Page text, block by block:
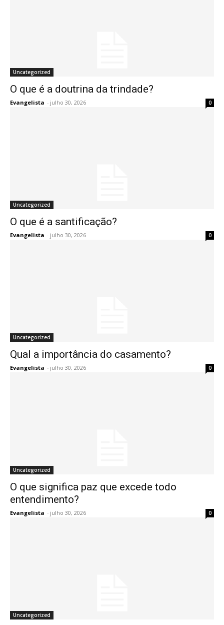
Uncategorized
O que é a doutrina da trindade?
Evangelista - julho 30, 2026 0
Uncategorized
O que é a santificação?
Evangelista - julho 30, 2026 0
Uncategorized
Qual a importância do casamento?
Evangelista - julho 30, 2026 0
Uncategorized
O que significa paz que excede todo
entendimento?
Evangelista - julho 30, 2026 0
Uncategorized